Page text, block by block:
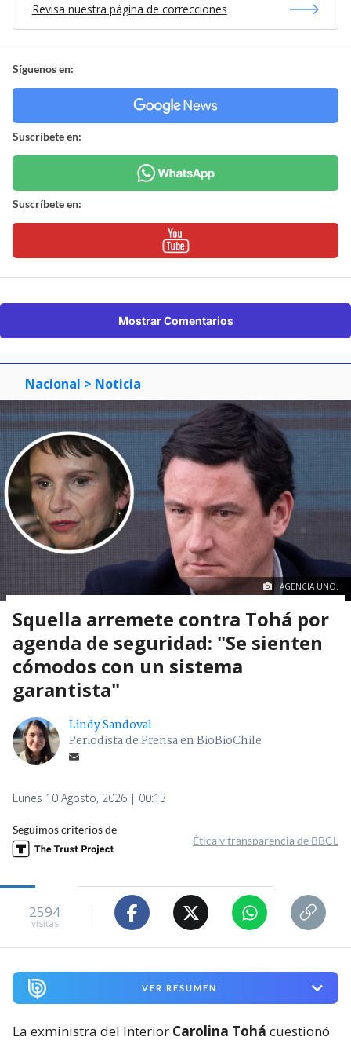
Revisa nuestra página de correcciones
Síguenos en:
Suscríbete en:
Suscríbete en:
Mostrar Comentarios
Nacional > Noticia
AGENCIA UNO.
Squella arremete contra Tohá por
agenda de seguridad: "Se sienten
cómodos con un sistema
garantista"
Lindy Sandoval
Periodista de Prensa en BioBioChile
Lunes 10 Agosto, 2026 | 00:13
Seguimos criterios de
Ética y transparencia de BBCL
2594
visitas
VER RESUMEN
La exministra del Interior Carolina Tohá cuestionó